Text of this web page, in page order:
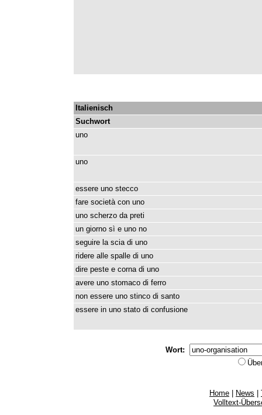
Italienisch
Suchwort
uno
uno
essere uno stecco
fare società con uno
uno scherzo da preti
un giorno sì e uno no
seguire la scia di uno
ridere alle spalle di uno
dire peste e corna di uno
avere uno stomaco di ferro
non essere uno stinco di santo
essere in uno stato di confusione
Wort:
Home News
Volltext-